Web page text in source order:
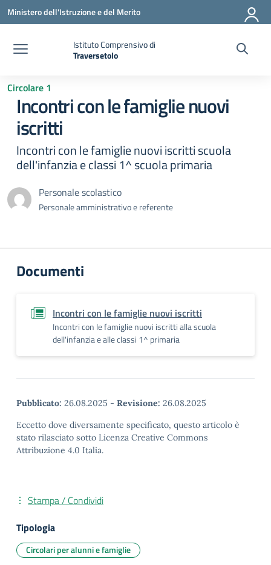
Vai ai contenuti
Vai al menu di navigazione
Vai al footer
Ministero dell'Istruzione e del Merito
Istituto Comprensivo di
Traversetolo
Circolare 1
Incontri con le famiglie nuovi
iscritti
Incontri con le famiglie nuovi iscritti scuola
dell'infanzia e classi 1^ scuola primaria
Personale scolastico
Personale amministrativo e referente
Documenti
Incontri con le famiglie nuovi iscritti
Incontri con le famiglie nuovi iscritti alla scuola
dell'infanzia e alle classi 1^ primaria
Pubblicato: 26.08.2025 - Revisione: 26.08.2025
Eccetto dove diversamente specificato, questo articolo è
stato rilasciato sotto Licenza Creative Commons
Attribuzione 4.0 Italia.
Stampa / Condividi
Tipologia
Circolari per alunni e famiglie